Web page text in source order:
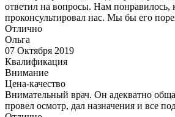
ответил на вопросы. Нам понравилось,
проконсультировал нас. Мы бы его
Отлично
Ольга
07 Октября 2019
Квалификация
Внимание
Цена-качество
Внимательный врач. Он адекватно
провел осмотр, дал назначения и все